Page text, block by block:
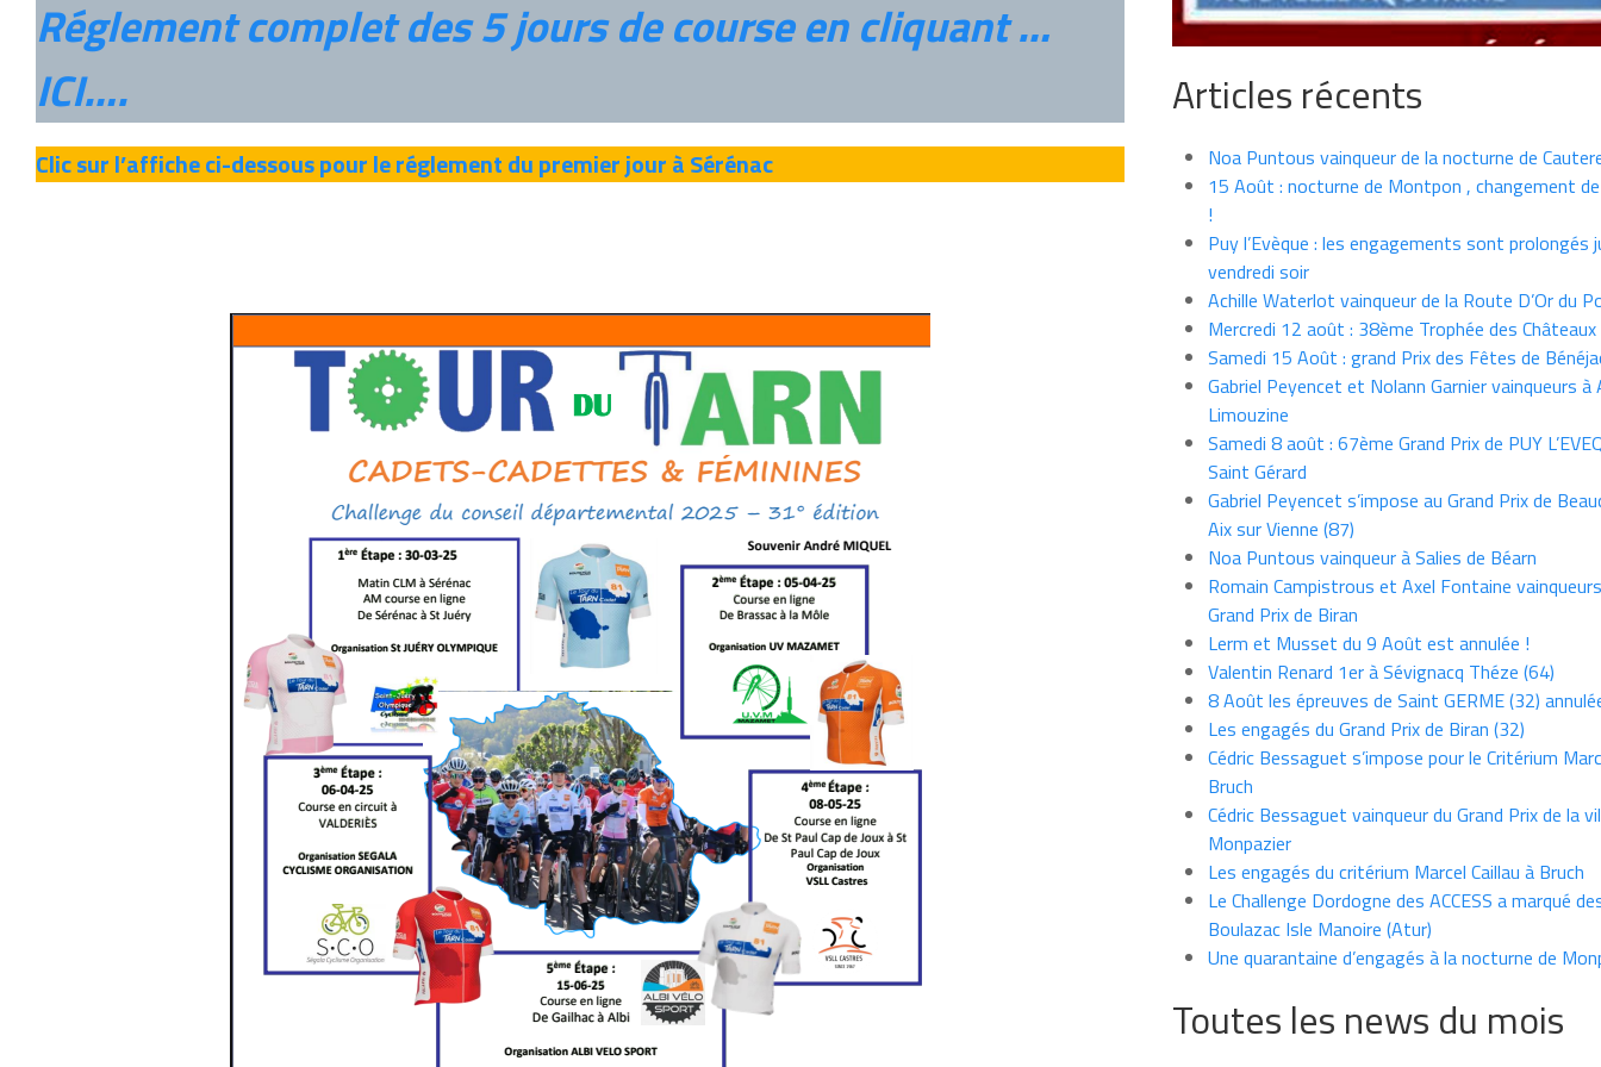
Réglement complet des 5 jours de course en cliquant …
ICI….
Clic sur l’affiche ci-dessous pour le réglement du premier jour à Sérénac
Articles récents
Noa Puntous vainqueur de la nocturne de
15 Août : nocturne de Montpon , changement
!
Puy l’Evèque : les engagements sont prolongés
vendredi soir
Achille Waterlot vainqueur de la Route D’Or du
Mercredi 12 août : 38ème Trophée des Châteaux
Samedi 15 Août : grand Prix des Fêtes de
Gabriel Peyencet et Nolann Garnier vainqueurs à
Limouzine
Samedi 8 août : 67ème Grand Prix de PUY
Saint Gérard
Gabriel Peyencet s’impose au Grand Prix de
Aix sur Vienne (87)
Noa Puntous vainqueur à Salies de Béarn
Romain Campistrous et Axel Fontaine
Grand Prix de Biran
Lerm et Musset du 9 Août est annulée !
Valentin Renard 1er à Sévignacq Théze (64)
8 Août les épreuves de Saint GERME (32)
Les engagés du Grand Prix de Biran (32)
Cédric Bessaguet s’impose pour le Critérium
Bruch
Cédric Bessaguet vainqueur du Grand Prix de la
Monpazier
Les engagés du critérium Marcel Caillau à Bruch
Le Challenge Dordogne des ACCESS a marqué
Boulazac Isle Manoire (Atur)
Une quarantaine d’engagés à la nocturne de
Toutes les news du mois